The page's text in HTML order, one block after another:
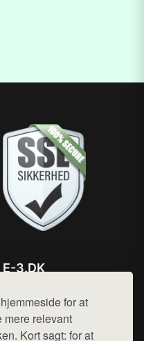
for at
mere relevant
Kort sagt: for at
E-3.DK
Mail: hej@want.dk